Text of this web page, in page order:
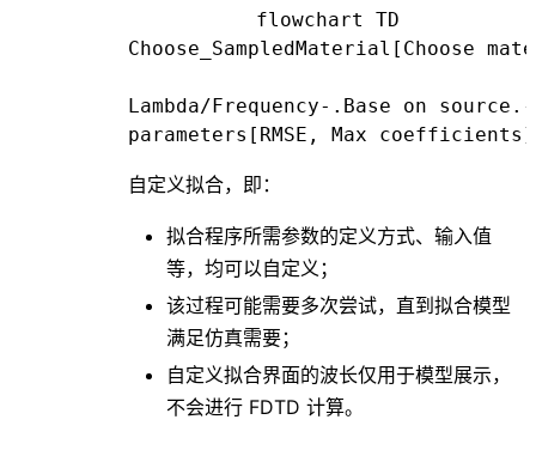
flowchart TD
Lambda/Frequency-.Base on
自定义拟合，即：
拟合程序所需参数的定义方式、输入值
等，均可以自定义；
该过程可能需要多次尝试，直到拟合模型
满足仿真需要；
自定义拟合界面的波长仅用于模型展示，
不会进行 FDTD 计算。